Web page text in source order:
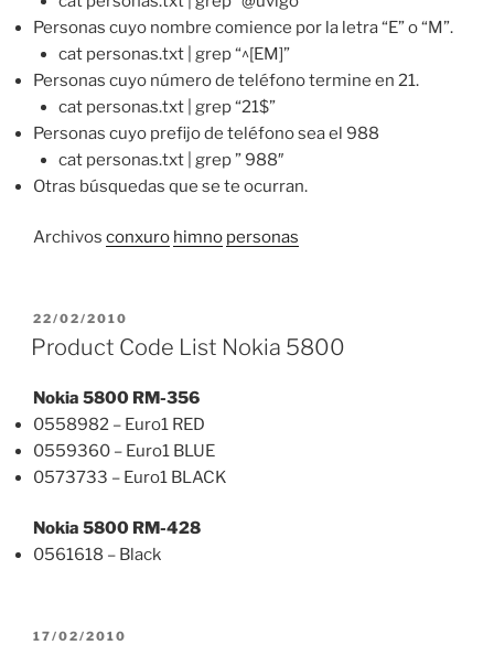
Personas cuyo nombre comience por la letra “E” o “M”.
cat personas.txt | grep “^[EM]”
Personas cuyo número de teléfono termine en 21.
cat personas.txt | grep “21$”
Personas cuyo prefijo de teléfono sea el 988
cat personas.txt | grep ” 988″
Otras búsquedas que se te ocurran.
Archivos conxuro himno personas
POSTED
ON
22/02/2010
Product Code List Nokia 5800
Nokia 5800 RM-356
0558982 – Euro1 RED
0559360 – Euro1 BLUE
0573733 – Euro1 BLACK
Nokia 5800 RM-428
0561618 – Black
POSTED
17/02/2010